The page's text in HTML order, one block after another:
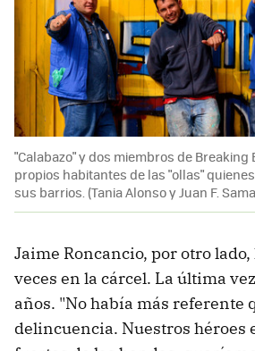
"Calabazo" y dos miembros de Breaking
propios habitantes de las "ollas"
sus barrios. (Tania Alonso y Juan F.
Jaime Roncancio, por otro
veces en la cárcel. La última
años. "No había más referente
delincuencia. Nuestros héroes